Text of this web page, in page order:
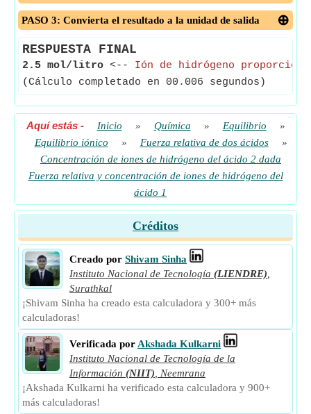
PASO 3: Convierta el resultado a la unidad de salida
RESPUESTA FINAL
2.5 mol/litro <-- Ión de hidrógeno
(Cálculo completado en 00.006 segundos)
Aquí estás- Inicio » Química » Equilibrio
»
Equilibrio iónico
» Fuerza relativa de dos ácidos
»
Concentración de iones de hidrógeno del ácido 2 dada
Fuerza relativa y concentración de iones de hidrógeno del
ácido 1
Créditos
Creado por Shivam Sinha
Instituto Nacional de Tecnología (LIENDRE)
Surathkal
¡Shivam Sinha ha creado esta calculadora y 300+ más
calculadoras!
Verificada por Akshada Kulkarni
Instituto Nacional de Tecnología de la
Información (NIIT)
Neemrana
¡Akshada Kulkarni ha verificado esta calculadora y 900+
más calculadoras!